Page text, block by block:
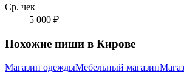
Ср. чек
5 000 ₽
Похожие ниши в Кирове
Магазин одеждыМебельный магазин